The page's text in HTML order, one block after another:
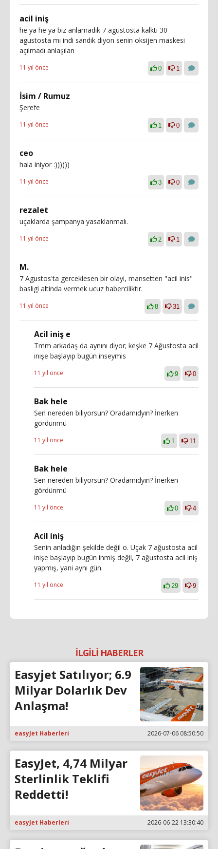
acil iniş
he ya he ya biz anlamadık 7 agustosta kalktı 30
agustosta mı indi sandık diyon senin oksijen maskesi
açılmadı anlaşılan
11 yıl önce 0 1
İsim / Rumuz
Şerefe
11 yıl önce 1 0
ceo
hala iniyor :))))))
11 yıl önce 3 0
rezalet
uçaklarda şampanya yasaklanmalı.
11 yıl önce 2 1
M.
7 Agustos'ta gerceklesen bir olayi, mansetten "acil inis"
basligi altinda vermek ucuz haberciliktir.
11 yıl önce 8 31
Acil iniş e
Tmm arkadaş da aynını diyor; keşke 7 Ağustosta acil
inişe başlayıp bugün inseymis
11 yıl önce 9 0
Bak hele
Sen nereden biliyorsun? Oradamıdyın? İnerken
gördünmü
11 yıl önce 1 11
Bak hele
Sen nereden biliyorsun? Oradamıdyın? İnerken
gördünmü
11 yıl önce 0 4
Acil iniş
Senin anladığın şekilde değil o. Uçak 7 ağustosta acil
inişe başlayıp bugün inmiş değil, 7 ağustosta acil iniş
yapmış, yani aynı gün.
11 yıl önce 29 9
İLGİLİ HABERLER
Easyjet Satılıyor; 6.9
Milyar Dolarlık Dev
Anlaşma!
easyJet Haberleri 2026-07-06 08:50:50
EasyJet, 4,74 Milyar
Sterlinlik Teklifi
Reddetti!
easyJet Haberleri 2026-06-22 13:30:40